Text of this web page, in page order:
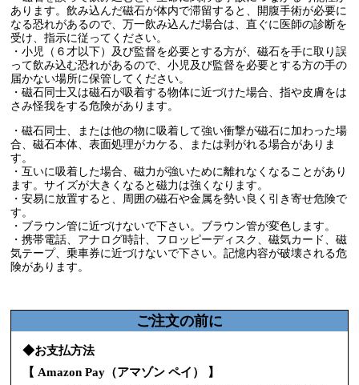
あります。飲み込んだ磁石が体内で滞留すると、開腹手術が必要に
なる恐れがあるので、万一飲み込んだ場合は、直ぐに医師の診断を
受け、指示に従ってください。
・小児（６才以下）及び監督を必要とする方が、磁石を手に取り誤
って飲み込む恐れがあるので、小児及び監督を必要とする方の手の
届かない場所に保管してください。
・磁石同士又は磁石が吸着する物体に近づけた場合、指や皮膚をは
さみ怪我をする危険があります。
・磁石同士、または他の物に吸着して強い衝撃が磁石に加わった場
合、磁石本体、表面処理がカケる、または剥がれる場合がありま
す。
・互いに吸着した場合、磁力が強いために離れなくなることがあり
ます。サイズが大きくなると磁力は強くなります。
・安易に放置すると、周囲の磁石や金属を勢い良く引き寄せ危険で
す。
・ブラウン管に近づけないで下さい。ブラウン管が変色します。
・携帯電話、アナログ時計、フロッピーディスク、磁気カード、磁
気テープ、乗車券に近づけないで下さい。記憶内容が破壊される危
険があります。
ご注文の前に
◆お支払方法
【 Amazon Pay（アマゾン ペイ） 】